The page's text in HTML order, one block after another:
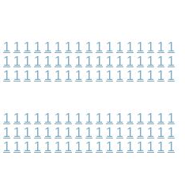
1 1 1 1 1 1 1 1 1 1 1 1 1 1 1 1 1
1 1 1 1 1 1 1 1 1 1 1 1 1 1 1 1 1
1 1 1 1 1 1 1 1 1 1 1 1 1 1 1 1 1
1 1 1 1 1 1 1 1 1 1 1 1 1 1 1 1 1
1 1 1 1 1 1 1 1 1 1 1 1 1 1 1 1 1
1 1 1 1 1 1 1 1 1 1 1 1 1 1 1 1 1